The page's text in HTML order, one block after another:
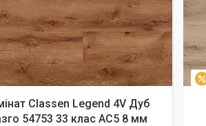
Classen Legend 4V Дуб
54753 33 клас AC5 8 мм